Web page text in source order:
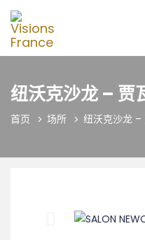
纽沃克沙龙 – 贾
首页 场所 纽沃克沙龙 –